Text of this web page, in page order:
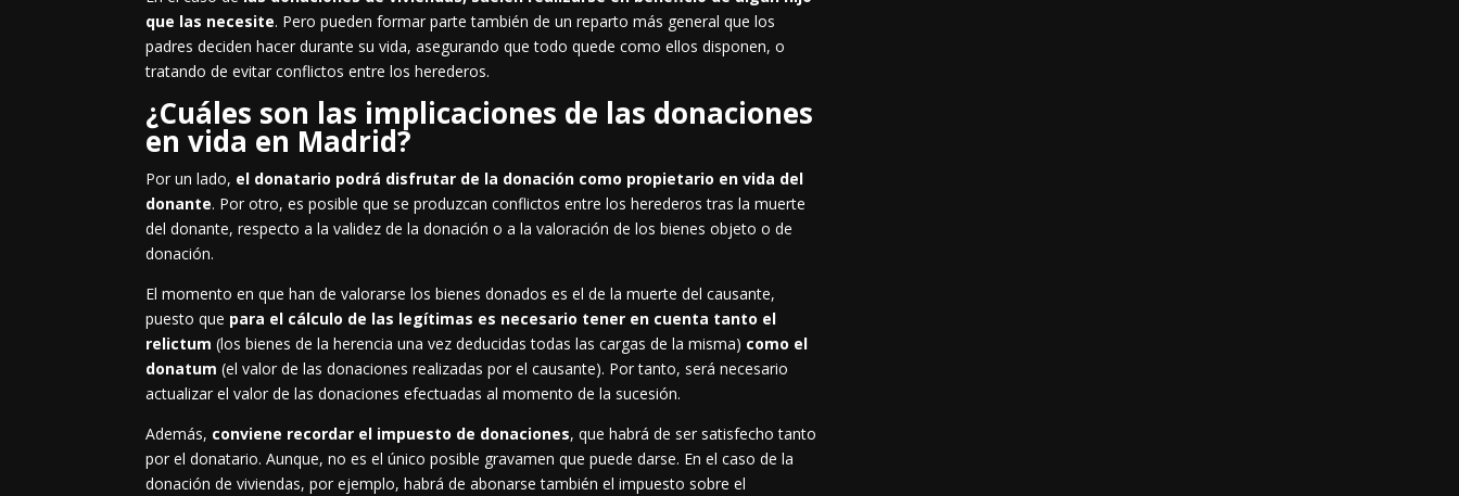
que las necesite. Pero pueden formar parte también de un reparto más general que los
padres deciden hacer durante su vida, asegurando que todo quede como ellos disponen, o
tratando de evitar conflictos entre los herederos.
¿Cuáles son las implicaciones de las donaciones
en vida en Madrid?
Por un lado, el donatario podrá disfrutar de la donación como propietario en vida del
donante. Por otro, es posible que se produzcan conflictos entre los herederos tras la muerte
del donante, respecto a la validez de la donación o a la valoración de los bienes objeto o de
donación.
El momento en que han de valorarse los bienes donados es el de la muerte del causante,
puesto que para el cálculo de las legítimas es necesario tener en cuenta tanto el
relictum(los bienes de la herencia una vez deducidas todas las cargas de la misma) como el
donatum (el valor de las donaciones realizadas por el causante). Por tanto, será necesario
actualizar el valor de las donaciones efectuadas al momento de la sucesión.
Además, conviene recordar el impuesto de donaciones, que habrá de ser satisfecho tanto
por el donatario. Aunque, no es el único posible gravamen que puede darse. En el caso de la
donación de viviendas, por ejemplo, habrá de abonarse también el impuesto sobre el